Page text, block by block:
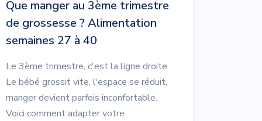
Que manger au 3ème trimestre
de grossesse ? Alimentation
semaines 27 à 40
Le 3ème trimestre, c'est la ligne droite.
Le bébé grossit vite, l'espace se réduit,
manger devient parfois inconfortable.
Voici comment adapter votre